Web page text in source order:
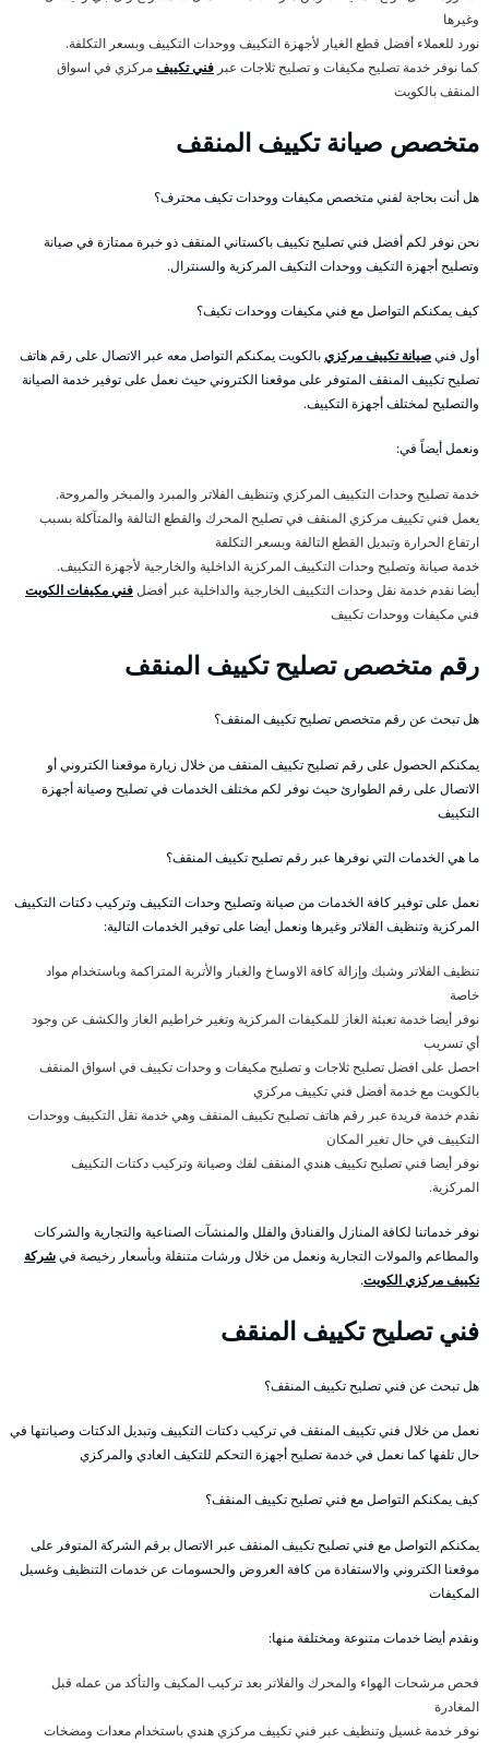
وغيرها
نورد للعملاء أفضل قطع الغيار لأجهزة التكييف ووحدات التكييف وبسعر التكلفة.
كما نوفر خدمة تصليح مكيفات و تصليح ثلاجات عبر فني تكييفمركزي في اسواق
المنقف بالكويت
متخصص صيانة تكييف المنقف
هل أنت بحاجة لفني متخصص مكيفات ووحدات تكيف محترف؟
نحن نوفر لكم أفضل فني تصليح تكييف باكستاني المنقف ذو خبرة ممتازة في صيانة
وتصليح أجهزة التكيف ووحدات التكيف المركزية والسنترال.
كيف يمكنكم التواصل مع فني مكيفات ووحدات تكيف؟
أول فنيصيانة تكييف مركزيبالكويت يمكنكم التواصل معه عبر الاتصال على رقم هاتف
تصليح تكييف المنقف المتوفر على موقعنا الكتروني حيث نعمل على توفير خدمة الصيانة
والتصليح لمختلف أجهزة التكييف.
ونعمل أيضاً في:
خدمة تصليح وحدات التكييف المركزي وتنظيف الفلاتر والمبرد والمبخر والمروحة.
يعمل فني تكييف مركزي المنقف في تصليح المحرك والقطع التالفة والمتآكلة بسبب
ارتفاع الحرارة وتبديل القطع التالفة وبسعر التكلفة
خدمة صيانة وتصليح وحدات التكييف المركزية الداخلية والخارجية لأجهزة التكييف.
أيضا نقدم خدمة نقل وحدات التكييف الخارجية والداخلية عبر أفضلفني مكيفات الكويت
فني مكيفات ووحدات تكييف
رقم متخصص تصليح تكييف المنقف
هل تبحث عن رقم متخصص تصليح تكييف المنقف؟
يمكنكم الحصول على رقم تصليح تكييف المنقف من خلال زيارة موقعنا الكتروني أو
الاتصال على رقم الطوارئ حيث نوفر لكم مختلف الخدمات في تصليح وصيانة أجهزة
التكييف
ما هي الخدمات التي نوفرها عبر رقم تصليح تكييف المنقف؟
نعمل على توفير كافة الخدمات من صيانة وتصليح وحدات التكييف وتركيب دكتات التكييف
المركزية وتنظيف الفلاتر وغيرها ونعمل أيضا على توفير الخدمات التالية:
تنظيف الفلاتر وشبك وإزالة كافة الاوساخ والغبار والأتربة المتراكمة وباستخدام مواد
خاصة
نوفر أيضا خدمة تعبئة الغاز للمكيفات المركزية وتغير خراطيم الغاز والكشف عن وجود
أي تسريب
احصل على افضل تصليح ثلاجات و تصليح مكيفات و وحدات تكييف في اسواق المنقف
بالكويت مع خدمة أفضل فني تكييف مركزي
نقدم خدمة فريدة عبر رقم هاتف تصليح تكييف المنقف وهي خدمة نقل التكييف ووحدات
التكييف في حال تغير المكان
نوفر أيضا فني تصليح تكييف هندي المنقف لفك وصيانة وتركيب دكتات التكييف
المركزية.
نوفر خدماتنا لكافة المنازل والفنادق والفلل والمنشآت الصناعية والتجارية والشركات
والمطاعم والمولات التجارية ونعمل من خلال ورشات متنقلة وبأسعار رخيصة فيشركة
تكييف مركزي الكويت.
فني تصليح تكييف المنقف
هل تبحث عن فني تصليح تكييف المنقف؟
نعمل من خلال فني تكييف المنقف في تركيب دكتات التكييف وتبديل الدكتات وصيانتها في
حال تلفها كما نعمل في خدمة تصليح أجهزة التحكم للتكيف العادي والمركزي
كيف يمكنكم التواصل مع فني تصليح تكييف المنقف؟
يمكنكم التواصل مع فني تصليح تكييف المنقف عبر الاتصال برقم الشركة المتوفر على
موقعنا الكتروني والاستفادة من كافة العروض والحسومات عن خدمات التنظيف وغسيل
المكيفات
ونقدم أيضا خدمات متنوعة ومختلفة منها:
فحص مرشحات الهواء والمحرك والفلاتر بعد تركيب المكيف والتأكد من عمله قبل
المغادرة
نوفر خدمة غسيل وتنظيف عبر فني تكييف مركزي هندي باستخدام معدات ومضخات